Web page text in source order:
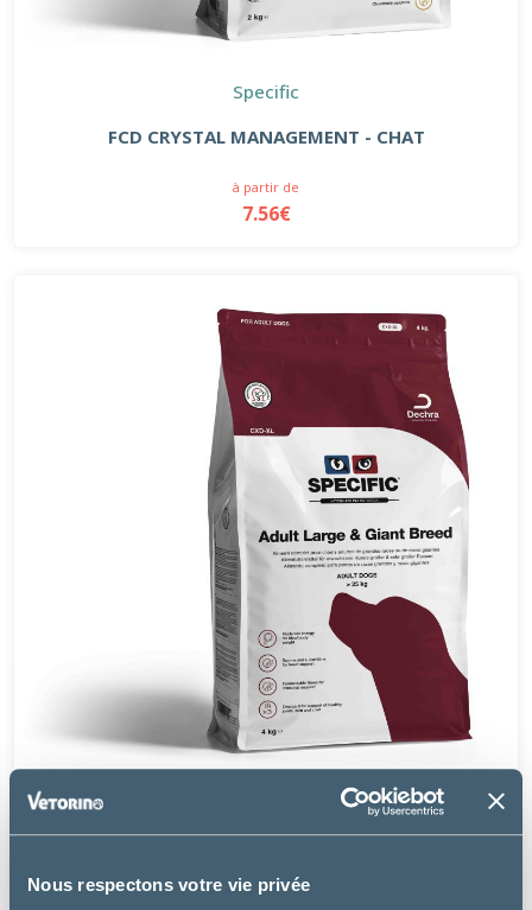
Nous respectons votre vie privée
Specific
FCD CRYSTAL MANAGEMENT - CHAT
à partir de
7.56€